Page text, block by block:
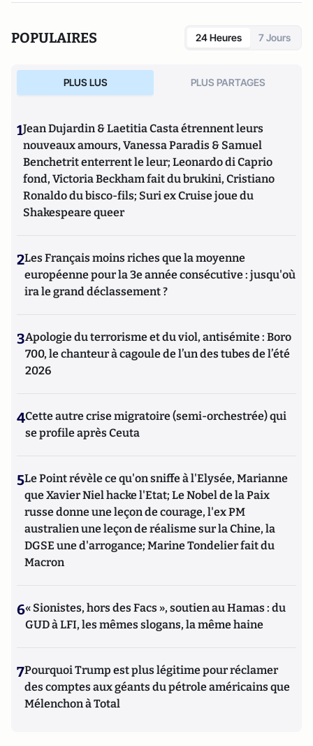
POPULAIRES 24 Heures 7 Jours
PLUS LUS PLUS PARTAGES
1Jean Dujardin & Laetitia Casta étrennent leurs
nouveaux amours, Vanessa Paradis & Samuel
Benchetrit enterrent le leur; Leonardo di Caprio
fond, Victoria Beckham fait du brukini, Cristiano
Ronaldo du bisco-fils; Suri ex Cruise joue du
Shakespeare queer
2Les Français moins riches que la moyenne
européenne pour la 3e année consécutive : jusqu'où
ira le grand déclassement ?
3Apologie du terrorisme et du viol, antisémite : Boro
700, le chanteur à cagoule de l’un des tubes de l’été
2026
4Cette autre crise migratoire (semi-orchestrée) qui
se profile après Ceuta
5Le Point révèle ce qu'on sniffe à l'Elysée, Marianne
que Xavier Niel hacke l'Etat; Le Nobel de la Paix
russe donne une leçon de courage, l'ex PM
australien une leçon de réalisme sur la Chine, la
DGSE une d'arrogance; Marine Tondelier fait du
Macron
6« Sionistes, hors des Facs », soutien au Hamas : du
GUD à LFI, les mêmes slogans, la même haine
7Pourquoi Trump est plus légitime pour réclamer
des comptes aux géants du pétrole américains que
Mélenchon à Total